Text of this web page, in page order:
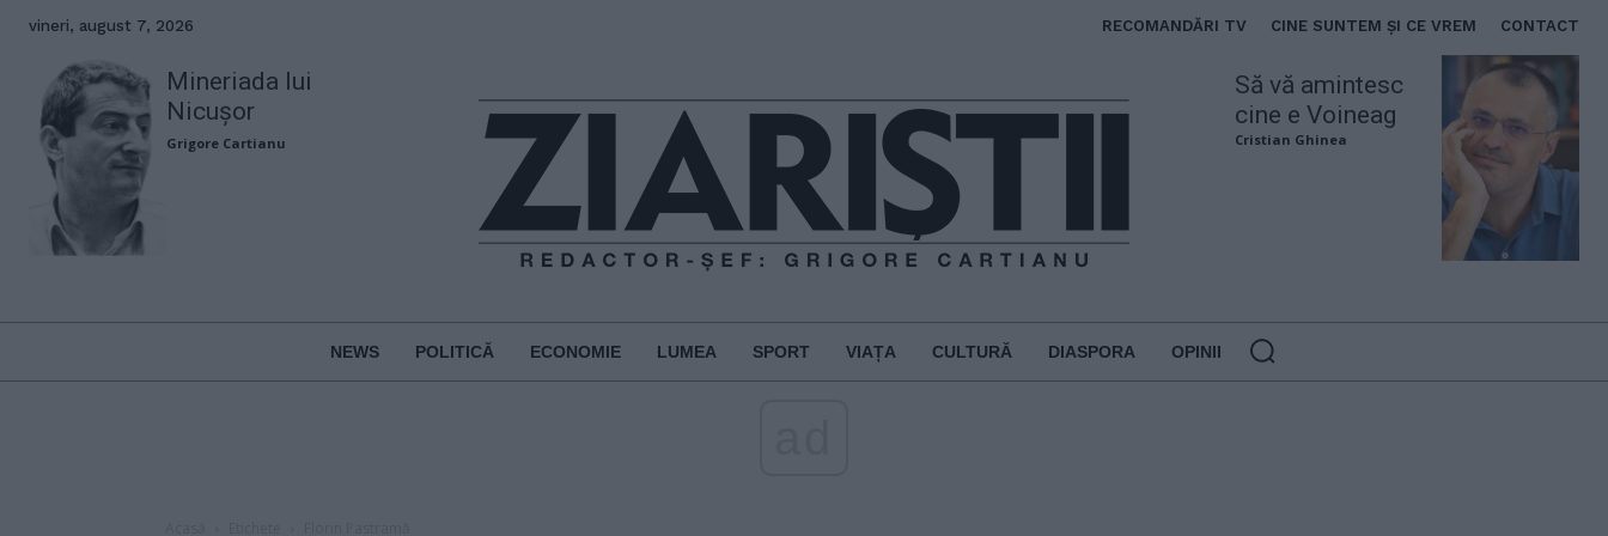
vineri, august 7, 2026 RECOMANDĂRI TV CINE SUNTEM ȘI CE VREM CONTACT
Mineriada lui
Nicușor
Grigore Cartianu
Să vă amintesc
cine e Voineag
Cristian Ghinea
NEWS POLITICĂ ECONOMIE LUMEA SPORT VIAȚA CULTURĂ DIASPORA OPINII